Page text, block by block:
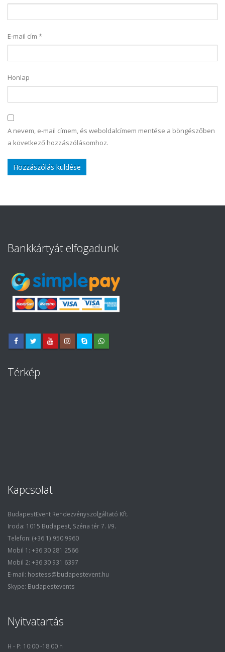
E-mail cím *
Honlap
A nevem, e-mail címem, és weboldalcímem mentése a böngészőben
a következő hozzászólásomhoz.
Bankkártyát elfogadunk
Térkép
Kapcsolat
BudapestEvent Rendezvényszolgáltató Kft.
Iroda: 1015 Budapest, Széna tér 7. I/9.
Telefon: (+36 1) 950 9960
Mobil 1: +36 30 281 2566
Mobil 2: +36 30 931 6397
E-mail: hostess@budapestevent.hu
Skype: Budapestevents
Nyitvatartás
H - P: 10:00 -18:00 h